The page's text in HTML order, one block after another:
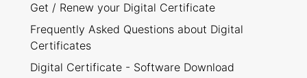
Get / Renew your Digital Certificate
Frequently Asked Questions about Digital
Certificates
Digital Certificate - Software Download